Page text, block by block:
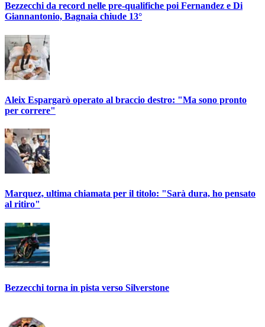
Bezzecchi da record nelle pre-qualifiche poi Fernandez e Di
Giannantonio, Bagnaia chiude 13°
Aleix Espargarò operato al braccio destro: "Ma sono pronto
per correre"
Marquez, ultima chiamata per il titolo: "Sarà dura, ho pensato
al ritiro"
Bezzecchi torna in pista verso Silverstone